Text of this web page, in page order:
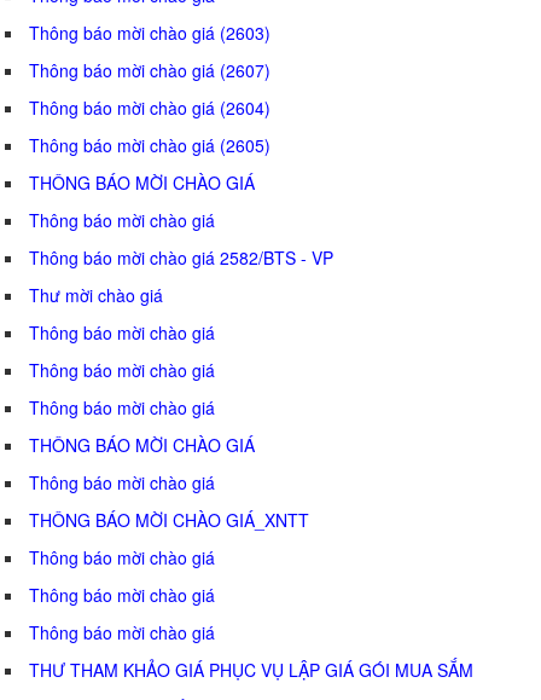
Thông báo mời chào giá (2603)
Thông báo mời chào giá (2607)
Thông báo mời chào giá (2604)
Thông báo mời chào giá (2605)
THÔNG BÁO MỜI CHÀO GIÁ
Thông báo mời chào giá
Thông báo mời chào giá 2582/BTS - VP
Thư mời chào giá
Thông báo mời chào giá
Thông báo mời chào giá
Thông báo mời chào giá
THÔNG BÁO MỜI CHÀO GIÁ
Thông báo mời chào giá
THÔNG BÁO MỜI CHÀO GIÁ_XNTT
Thông báo mời chào giá
Thông báo mời chào giá
Thông báo mời chào giá
THƯ THAM KHẢO GIÁ PHỤC VỤ LẬP GIÁ GÓI MUA SẮM